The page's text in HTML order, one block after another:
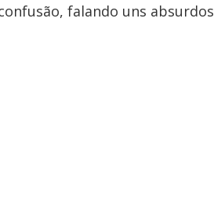
falando uns absurdos